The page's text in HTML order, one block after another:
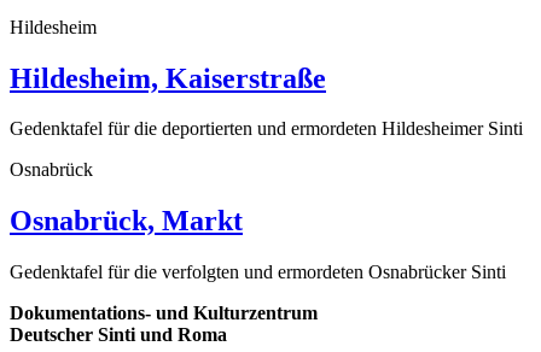
Hildesheim
Hildesheim, Kaiserstraße
Gedenktafel für die deportierten und ermordeten Hildesheimer Sinti
Osnabrück
Osnabrück, Markt
Gedenktafel für die verfolgten und ermordeten Osnabrücker Sinti
Dokumentations- und Kulturzentrum
Deutscher Sinti und Roma